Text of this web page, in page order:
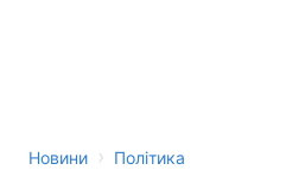
Новини › Політика